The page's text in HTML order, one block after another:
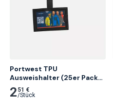
Portwest TPU
Ausweishalter (25er Pack),
Schwarz 25 Stk.
2 51 €
/Stück